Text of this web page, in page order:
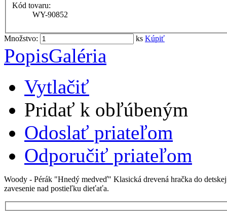
Kód tovaru:
WY-90852
Množstvo: ks Kúpiť
PopisGaléria
Vytlačiť
Pridať k obľúbeným
Odoslať priateľom
Odporučiť priateľom
Woody - Pérák "Hnedý medveď" Klasická drevená hračka do
zavesenie nad postieľku dieťaťa.